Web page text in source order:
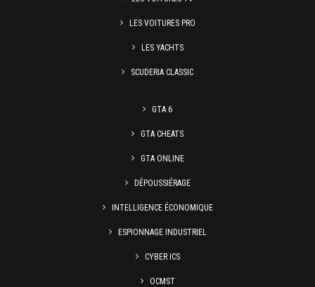
LES VOITURES PRO
LES YACHTS
SCUDERIA CLASSIC
GTA 6
GTA CHEATS
GTA ONLINE
DÉPOUSSIÉRAGE
INTELLIGENCE ÉCONOMIQUE
ESPIONNAGE INDUSTRIEL
CYBER ICS
OCMST